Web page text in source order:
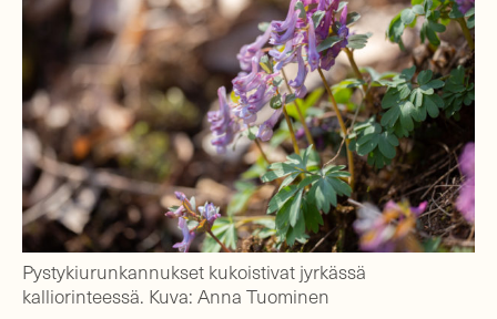
Pystykiurunkannukset kukoistivat jyrkässä
kalliorinteessä. Kuva: Anna Tuominen